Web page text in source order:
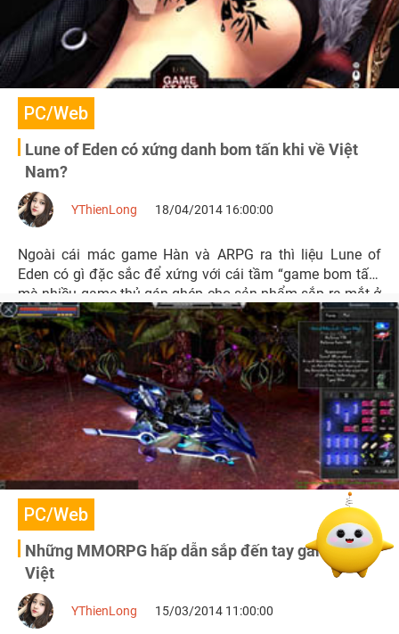
PC/Web
Lune of Eden có xứng danh bom tấn khi về Việt
Nam?
YThienLong 18/04/2014 16:00:00
Ngoài cái mác game Hàn và ARPG ra thì liệu Lune of
Eden có gì đặc sắc để xứng với cái tầm “game bom tấn”
mà nhiều game thủ gán ghép cho sản phẩm sắp ra mắt ở
Việt Nam này?
PC/Web
Những MMORPG hấp dẫn sắp đến tay game thủ
Việt
YThienLong 15/03/2014 11:00:00